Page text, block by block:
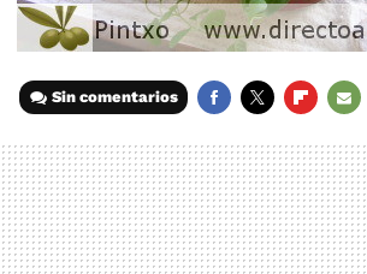
Sin comentarios
MAIL